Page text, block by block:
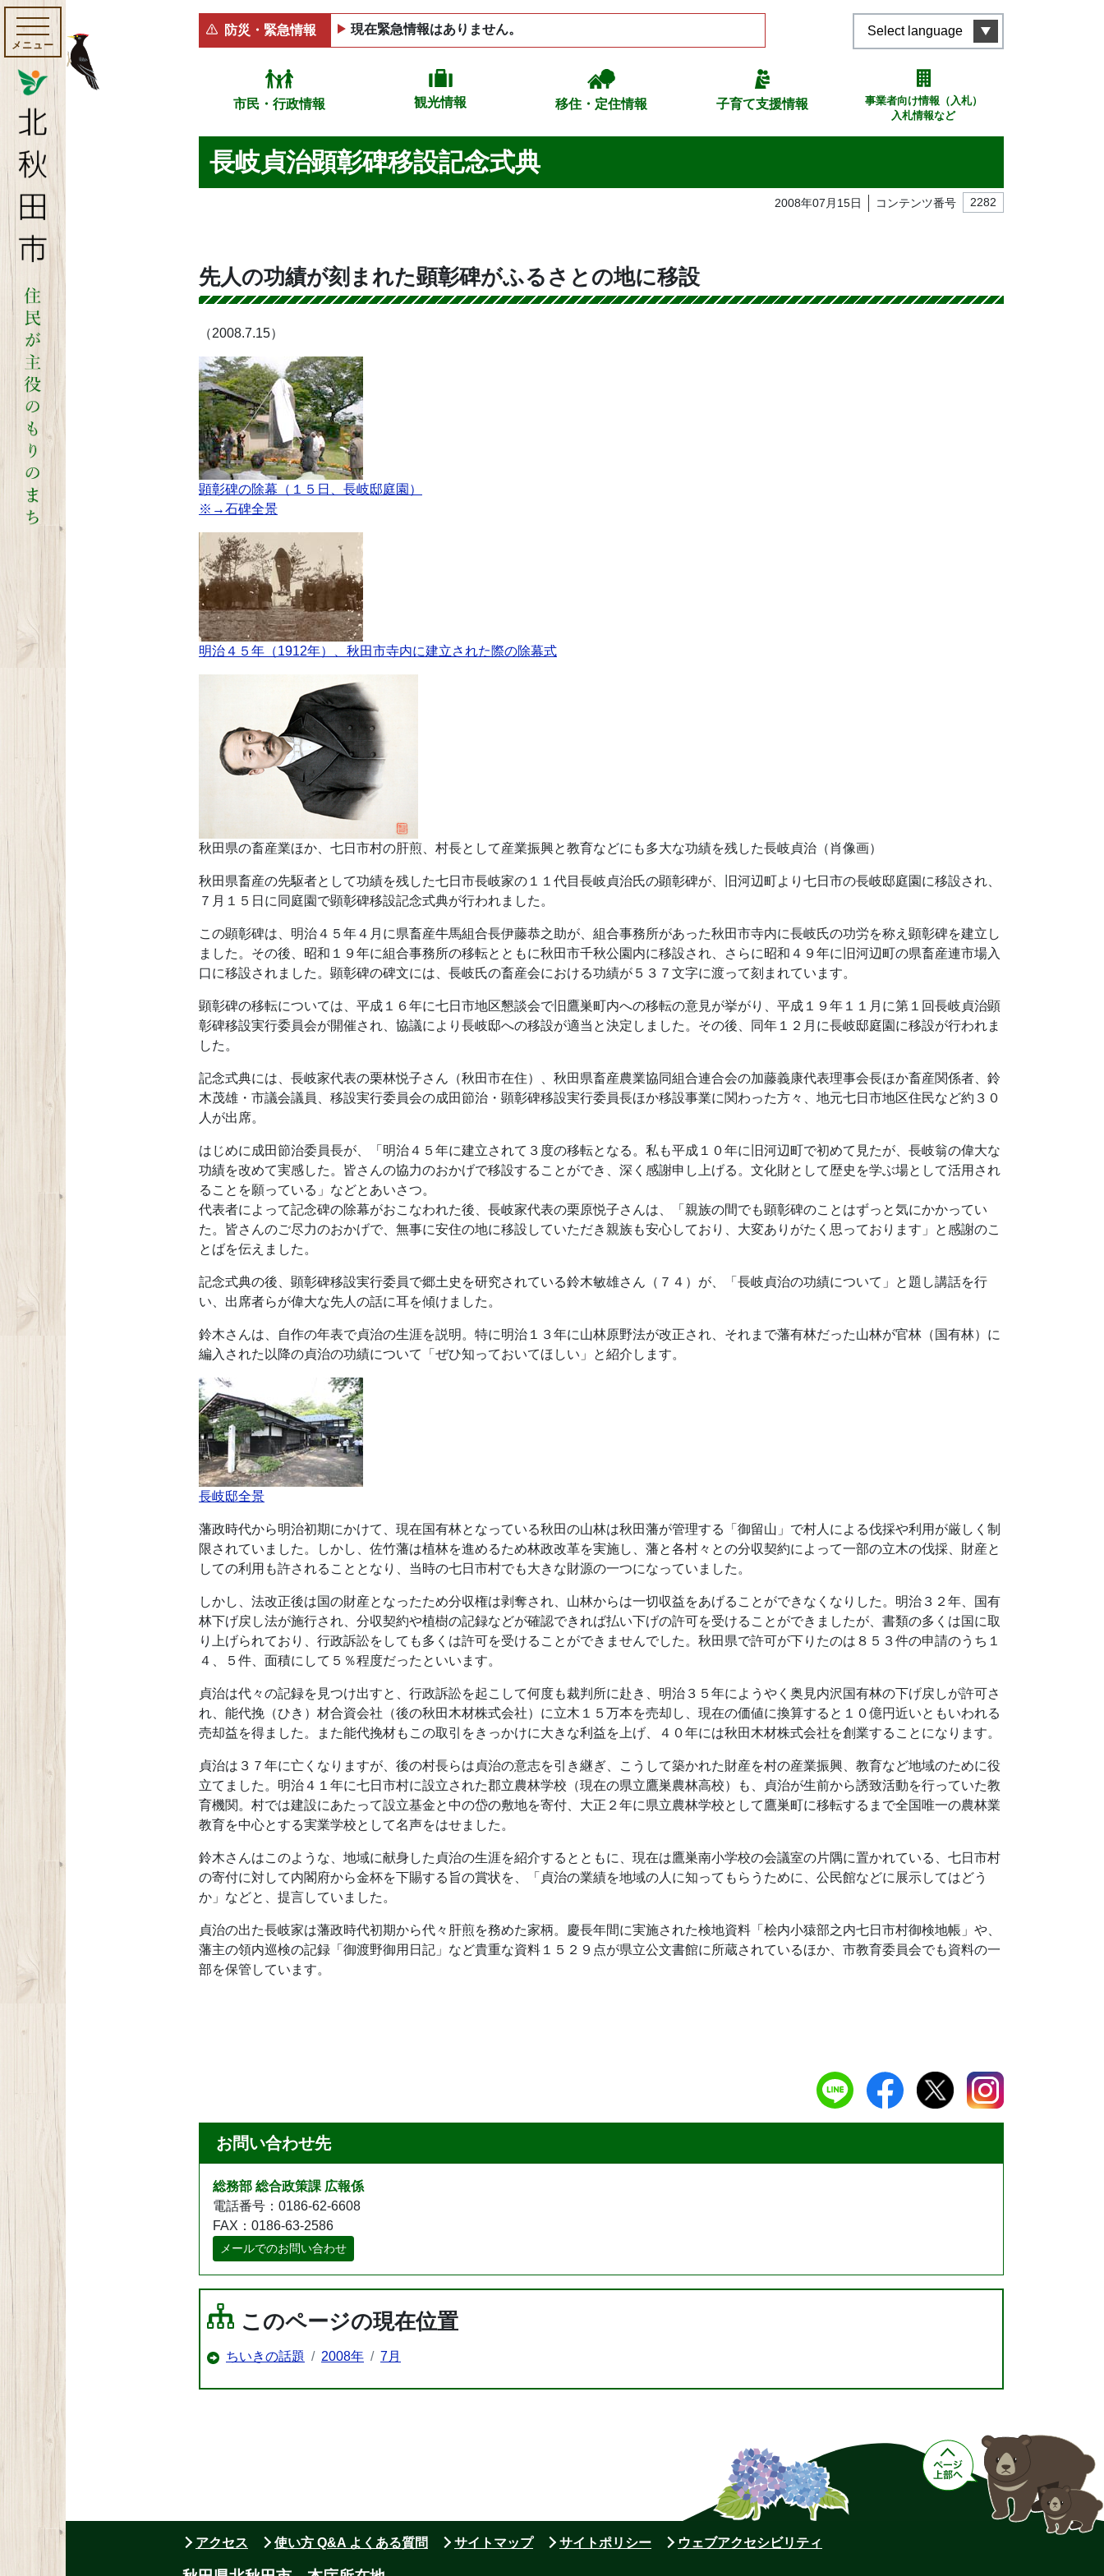
メニュー
防災・緊急情報 現在緊急情報はありません。 Select language
市民・行政情報 観光情報 移住・定住情報 子育て支援情報
事業者向け情報（入札）
入札情報など
長岐貞治顕彰碑移設記念式典
2008年07月15日 コンテンツ番号 2282
先人の功績が刻まれた顕彰碑がふるさとの地に移設
（2008.7.15）
顕彰碑の除幕（１５日、長岐邸庭園）
※→石碑全景
明治４５年（1912年）、秋田市寺内に建立された際の除幕式
秋田県の畜産業ほか、七日市村の肝煎、村長として産業振興と教育などにも多大な功績を残した長岐貞治（肖像画）
秋田県畜産の先駆者として功績を残した七日市長岐家の１１代目長岐貞治氏の顕彰碑が、旧河辺町より七日市の長岐邸庭園に移設され、
７月１５日に同庭園で顕彰碑移設記念式典が行われました。
この顕彰碑は、明治４５年４月に県畜産牛馬組合長伊藤恭之助が、組合事務所があった秋田市寺内に長岐氏の功労を称え顕彰碑を建立し
ました。その後、昭和１９年に組合事務所の移転とともに秋田市千秋公園内に移設され、さらに昭和４９年に旧河辺町の県畜産連市場入
口に移設されました。顕彰碑の碑文には、長岐氏の畜産会における功績が５３７文字に渡って刻まれています。
顕彰碑の移転については、平成１６年に七日市地区懇談会で旧鷹巣町内への移転の意見が挙がり、平成１９年１１月に第１回長岐貞治顕
彰碑移設実行委員会が開催され、協議により長岐邸への移設が適当と決定しました。その後、同年１２月に長岐邸庭園に移設が行われま
した。
記念式典には、長岐家代表の栗林悦子さん（秋田市在住）、秋田県畜産農業協同組合連合会の加藤義康代表理事会長ほか畜産関係者、鈴
木茂雄・市議会議員、移設実行委員会の成田節治・顕彰碑移設実行委員長ほか移設事業に関わった方々、地元七日市地区住民など約３０
人が出席。
はじめに成田節治委員長が、「明治４５年に建立されて３度の移転となる。私も平成１０年に旧河辺町で初めて見たが、長岐翁の偉大な
功績を改めて実感した。皆さんの協力のおかげで移設することができ、深く感謝申し上げる。文化財として歴史を学ぶ場として活用され
ることを願っている」などとあいさつ。
代表者によって記念碑の除幕がおこなわれた後、長岐家代表の栗原悦子さんは、「親族の間でも顕彰碑のことはずっと気にかかってい
た。皆さんのご尽力のおかげで、無事に安住の地に移設していただき親族も安心しており、大変ありがたく思っております」と感謝のこ
とばを伝えました。
記念式典の後、顕彰碑移設実行委員で郷土史を研究されている鈴木敏雄さん（７４）が、「長岐貞治の功績について」と題し講話を行
い、出席者らが偉大な先人の話に耳を傾けました。
鈴木さんは、自作の年表で貞治の生涯を説明。特に明治１３年に山林原野法が改正され、それまで藩有林だった山林が官林（国有林）に
編入された以降の貞治の功績について「ぜひ知っておいてほしい」と紹介します。
長岐邸全景
藩政時代から明治初期にかけて、現在国有林となっている秋田の山林は秋田藩が管理する「御留山」で村人による伐採や利用が厳しく制
限されていました。しかし、佐竹藩は植林を進めるため林政改革を実施し、藩と各村々との分収契約によって一部の立木の伐採、財産と
しての利用も許されることとなり、当時の七日市村でも大きな財源の一つになっていました。
しかし、法改正後は国の財産となったため分収権は剥奪され、山林からは一切収益をあげることができなくなりした。明治３２年、国有
林下げ戻し法が施行され、分収契約や植樹の記録などが確認できれば払い下げの許可を受けることができましたが、書類の多くは国に取
り上げられており、行政訴訟をしても多くは許可を受けることができませんでした。秋田県で許可が下りたのは８５３件の申請のうち１
４、５件、面積にして５％程度だったといいます。
貞治は代々の記録を見つけ出すと、行政訴訟を起こして何度も裁判所に赴き、明治３５年にようやく奥見内沢国有林の下げ戻しが許可さ
れ、能代挽（ひき）材合資会社（後の秋田木材株式会社）に立木１５万本を売却し、現在の価値に換算すると１０億円近いともいわれる
売却益を得ました。また能代挽材もこの取引をきっかけに大きな利益を上げ、４０年には秋田木材株式会社を創業することになります。
貞治は３７年に亡くなりますが、後の村長らは貞治の意志を引き継ぎ、こうして築かれた財産を村の産業振興、教育など地域のために役
立てました。明治４１年に七日市村に設立された郡立農林学校（現在の県立鷹巣農林高校）も、貞治が生前から誘致活動を行っていた教
育機関。村では建設にあたって設立基金と中の岱の敷地を寄付、大正２年に県立農林学校として鷹巣町に移転するまで全国唯一の農林業
教育を中心とする実業学校として名声をはせました。
鈴木さんはこのような、地域に献身した貞治の生涯を紹介するとともに、現在は鷹巣南小学校の会議室の片隅に置かれている、七日市村
の寄付に対して内閣府から金杯を下賜する旨の賞状を、「貞治の業績を地域の人に知ってもらうために、公民館などに展示してはどう
か」などと、提言していました。
貞治の出た長岐家は藩政時代初期から代々肝煎を務めた家柄。慶長年間に実施された検地資料「桧内小猿部之内七日市村御検地帳」や、
藩主の領内巡検の記録「御渡野御用日記」など貴重な資料１５２９点が県立公文書館に所蔵されているほか、市教育委員会でも資料の一
部を保管しています。
お問い合わせ先
総務部 総合政策課 広報係
電話番号：0186-62-6608
FAX：0186-63-2586
メールでのお問い合わせ
このページの現在位置
ちいきの話題 2008年 7月
アクセス 使い方 Q&A よくある質問 サイトマップ サイトポリシー ウェブアクセシビリティ